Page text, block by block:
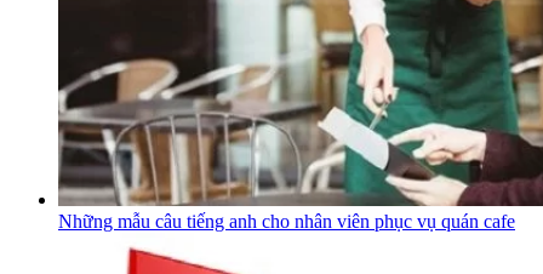
Những mẫu câu tiếng anh cho nhân viên phục vụ quán cafe